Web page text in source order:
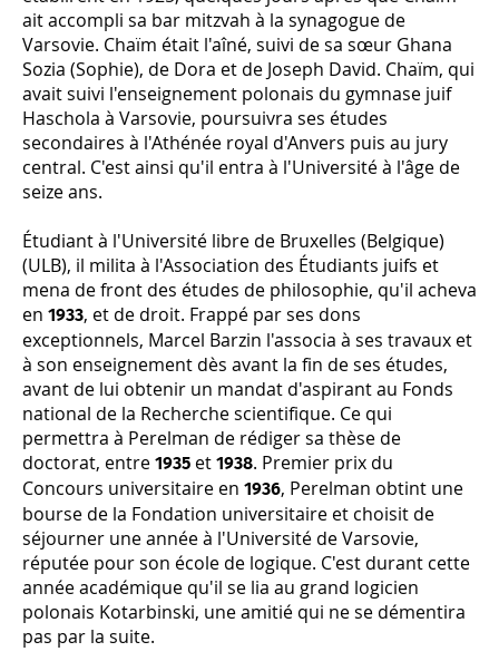
ait accompli sa bar mitzvah à la synagogue de
Varsovie. Chaïm était l'aîné, suivi de sa sœur Ghana
Sozia (Sophie), de Dora et de Joseph David. Chaïm, qui
avait suivi l'enseignement polonais du gymnase juif
Haschola à Varsovie, poursuivra ses études
secondaires à l'Athénée royal d'Anvers puis au jury
central. C'est ainsi qu'il entra à l'Université à l'âge de
seize ans.
Étudiant à l'Université libre de Bruxelles (Belgique)
(ULB), il milita à l'Association des Étudiants juifs et
mena de front des études de philosophie, qu'il acheva
en 1933, et de droit. Frappé par ses dons
exceptionnels, Marcel Barzin l'associa à ses travaux et
à son enseignement dès avant la fin de ses études,
avant de lui obtenir un mandat d'aspirant au Fonds
national de la Recherche scientifique. Ce qui
permettra à Perelman de rédiger sa thèse de
doctorat, entre 1935 et 1938. Premier prix du
Concours universitaire en 1936, Perelman obtint une
bourse de la Fondation universitaire et choisit de
séjourner une année à l'Université de Varsovie,
réputée pour son école de logique. C'est durant cette
année académique qu'il se lia au grand logicien
polonais Kotarbinski, une amitié qui ne se démentira
pas par la suite.